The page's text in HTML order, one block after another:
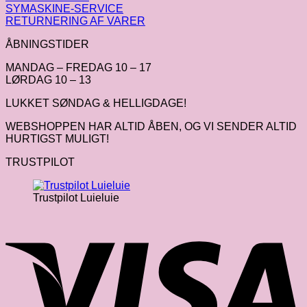
SYMASKINE-SERVICE
RETURNERING AF VARER
ÅBNINGSTIDER
MANDAG – FREDAG 10 – 17
LØRDAG 10 – 13
LUKKET SØNDAG & HELLIGDAGE!
WEBSHOPPEN HAR ALTID ÅBEN, OG VI SENDER ALTID
HURTIGST MULIGT!
TRUSTPILOT
Trustpilot Luieluie